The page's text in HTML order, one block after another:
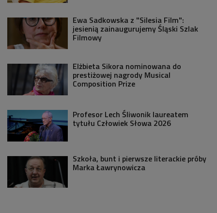
Ewa Sadkowska z "Silesia Film":
jesienią zainaugurujemy Śląski Szlak
Filmowy
Elżbieta Sikora nominowana do
prestiżowej nagrody Musical
Composition Prize
Profesor Lech Śliwonik laureatem
tytułu Człowiek Słowa 2026
Szkoła, bunt i pierwsze literackie próby
Marka Ławrynowicza